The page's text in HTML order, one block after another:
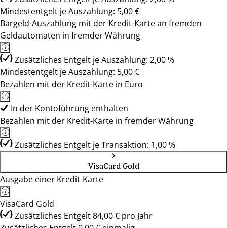
Mindestentgelt je Auszahlung: 5,00 €
Bargeld-Auszahlung mit der Kredit-Karte an fremden
Geldautomaten in fremder Währung
Zusätzliches Entgelt je Auszahlung: 2,00 %
Mindestentgelt je Auszahlung: 5,00 €
Bezahlen mit der Kredit-Karte in Euro
In der Kontoführung enthalten
Bezahlen mit der Kredit-Karte in fremder Währung
Zusätzliches Entgelt je Transaktion: 1,00 %
VisaCard Gold
Ausgabe einer Kredit-Karte
VisaCard Gold
Zusätzliches Entgelt 84,00 € pro Jahr